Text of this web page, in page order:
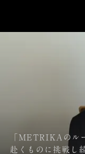
「METRIKAのル
赴くものに挑戦し